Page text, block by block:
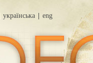
українська eng